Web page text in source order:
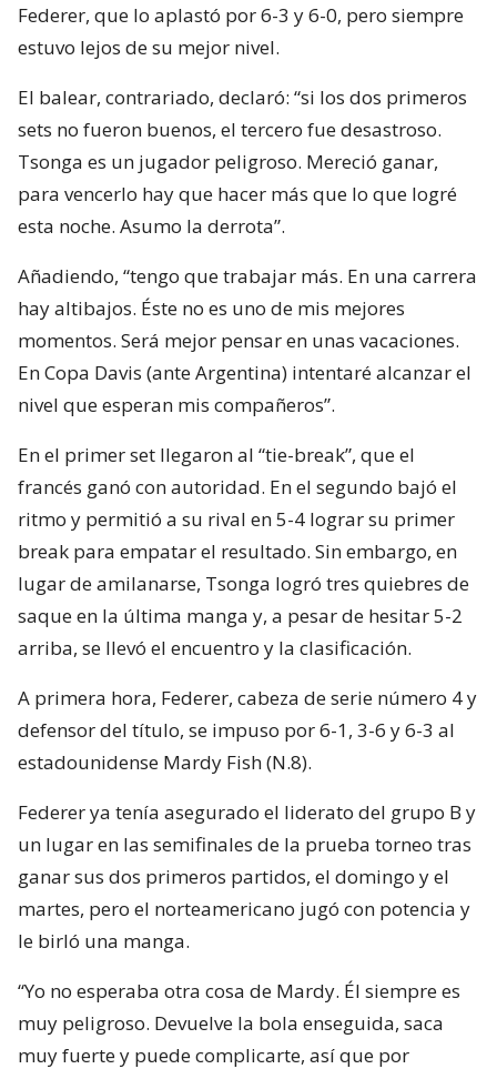
Federer, que lo aplastó por 6-3 y 6-0, pero siempre
estuvo lejos de su mejor nivel.
El balear, contrariado, declaró: “si los dos primeros
sets no fueron buenos, el tercero fue desastroso.
Tsonga es un jugador peligroso. Mereció ganar,
para vencerlo hay que hacer más que lo que logré
esta noche. Asumo la derrota”.
Añadiendo, “tengo que trabajar más. En una carrera
hay altibajos. Éste no es uno de mis mejores
momentos. Será mejor pensar en unas vacaciones.
En Copa Davis (ante Argentina) intentaré alcanzar el
nivel que esperan mis compañeros”.
En el primer set llegaron al “tie-break”, que el
francés ganó con autoridad. En el segundo bajó el
ritmo y permitió a su rival en 5-4 lograr su primer
break para empatar el resultado. Sin embargo, en
lugar de amilanarse, Tsonga logró tres quiebres de
saque en la última manga y, a pesar de hesitar 5-2
arriba, se llevó el encuentro y la clasificación.
A primera hora, Federer, cabeza de serie número 4 y
defensor del título, se impuso por 6-1, 3-6 y 6-3 al
estadounidense Mardy Fish (N.8).
Federer ya tenía asegurado el liderato del grupo B y
un lugar en las semifinales de la prueba torneo tras
ganar sus dos primeros partidos, el domingo y el
martes, pero el norteamericano jugó con potencia y
le birló una manga.
“Yo no esperaba otra cosa de Mardy. Él siempre es
muy peligroso. Devuelve la bola enseguida, saca
muy fuerte y puede complicarte, así que por